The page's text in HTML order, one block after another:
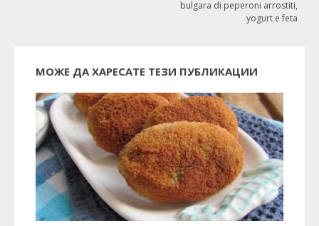
bulgara di peperoni arrostiti,
yogurt e feta
МОЖЕ ДА ХАРЕСАТЕ ТЕЗИ ПУБЛИКАЦИИ